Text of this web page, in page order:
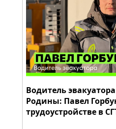
Водитель
Родины: Павел
трудоустройстве в